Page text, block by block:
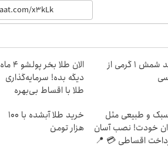
خرید شمش 1 گرمی از
الان طلا بخر پولشو 4 ماه
دیگه بده! سرمایه‌گذاری
طلا با اقساط بی‌بهره
و طبیعی مثل
خودت! نصب آسان
اقساطی 💳 📍
خرید طلا آبشده با 100
هزار تومن